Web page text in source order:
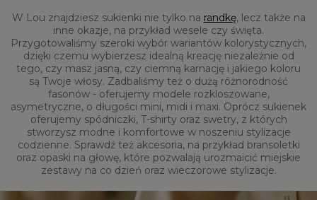
W Lou znajdziesz sukienki nie tylko na randkę, lecz także na
inne okazje, na przykład wesele czy święta.
Przygotowaliśmy szeroki wybór wariantów kolorystycznych,
dzięki czemu wybierzesz idealną kreację niezależnie od
tego, czy masz jasną, czy ciemną karnację i jakiego koloru
są Twoje włosy. Zadbaliśmy też o dużą różnorodność
fasonów - oferujemy modele rozkloszowane,
asymetryczne, o długości mini, midi i maxi. Oprócz sukienek
oferujemy spódniczki, T-shirty oraz swetry, z których
stworzysz modne i komfortowe w noszeniu stylizacje
codzienne. Sprawdź też akcesoria, na przykład bransoletki
oraz opaski na głowę, które pozwalają urozmaicić miejskie
zestawy na co dzień oraz wieczorowe stylizacje.